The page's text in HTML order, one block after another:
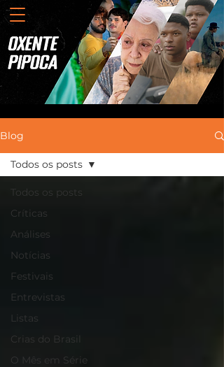
Blog
Todos os posts
Críticas
Análises
Notícias
Festivais
Entrevistas
Listas
Crias do Brasil
O Mês em Série
Todos os posts